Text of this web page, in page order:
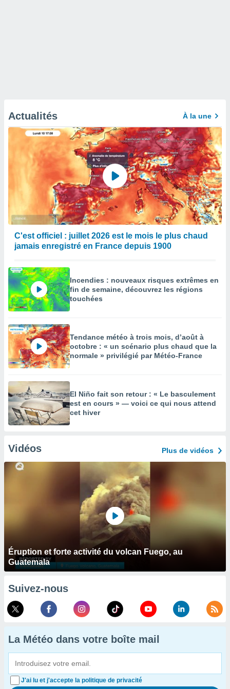
Actualités À la une
C'est officiel : juillet 2026 est le mois le plus chaud
jamais enregistré en France depuis 1900
Incendies : nouveaux risques extrêmes en
fin de semaine, découvrez les régions
touchées
Tendance météo à trois mois, d’août à
octobre : « un scénario plus chaud que la
normale » privilégié par Météo-France
El Niño fait son retour : « Le basculement
est en cours » — voici ce qui nous attend
cet hiver
Vidéos Plus de vidéos
Éruption et forte activité du volcan Fuego, au
Guatemala
Suivez-nous
La Météo dans votre boîte mail
J'ai lu et j'accepte la politique de privacité